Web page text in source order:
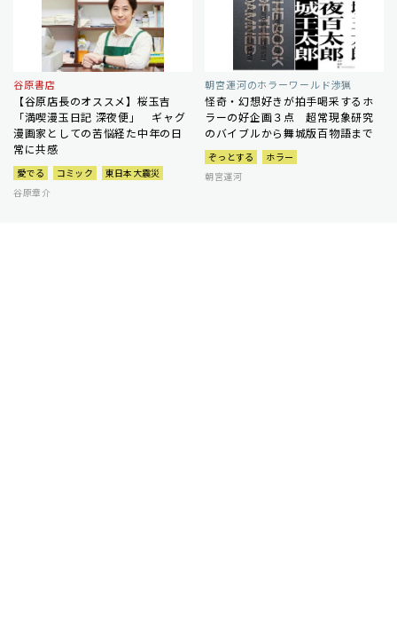
谷原書店
【谷原店長のオススメ】桜玉吉
「満喫漫玉日記 深夜便」 ギャグ
漫画家としての苦悩経た中年の日
常に共感
愛でる コミック
東日本大震災
谷原章介
朝宮運河のホラーワールド渉猟
怪奇・幻想好きが拍手喝采するホ
ラーの好企画３点 超常現象研究
のバイブルから舞城版百物語まで
ぞっとする
ホラー
朝宮運河